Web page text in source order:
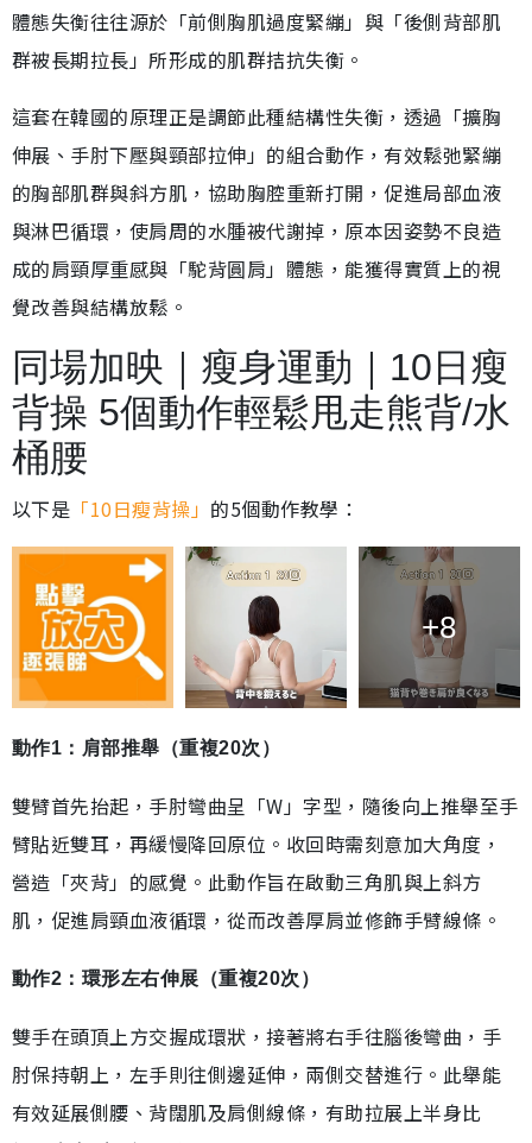
體態失衡往往源於「前側胸肌過度緊繃」與「後側背部肌
群被長期拉長」所形成的肌群拮抗失衡。
這套在韓國的原理正是調節此種結構性失衡，透過「擴胸
伸展、手肘下壓與頸部拉伸」的組合動作，有效鬆弛緊繃
的胸部肌群與斜方肌，協助胸腔重新打開，促進局部血液
與淋巴循環，使肩周的水腫被代謝掉，原本因姿勢不良造
成的肩頸厚重感與「駝背圓肩」體態，能獲得實質上的視
覺改善與結構放鬆。
同場加映｜瘦身運動｜10日瘦
背操 5個動作輕鬆甩走熊背/水
桶腰
以下是 「10日瘦背操」 的5個動作教學：
+8
動作1：肩部推舉（重複20次）
雙臂首先抬起，手肘彎曲呈「W」字型，隨後向上推舉至手
臂貼近雙耳，再緩慢降回原位。收回時需刻意加大角度，
營造「夾背」的感覺。此動作旨在啟動三角肌與上斜方
肌，促進肩頸血液循環，從而改善厚肩並修飾手臂線條。
動作2：環形左右伸展（重複20次）
雙手在頭頂上方交握成環狀，接著將右手往腦後彎曲，手
肘保持朝上，左手則往側邊延伸，兩側交替進行。此舉能
有效延展側腰、背闊肌及肩側線條，有助拉展上半身比